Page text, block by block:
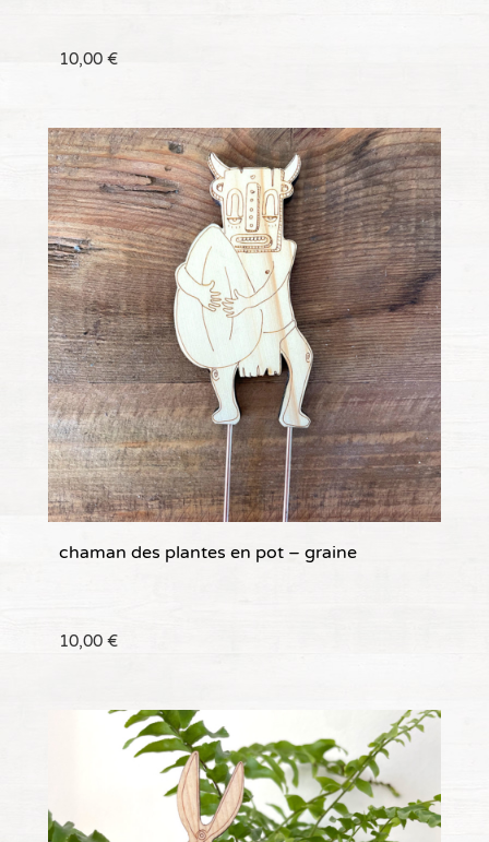
10,00 €
chaman des plantes en pot – graine
10,00 €